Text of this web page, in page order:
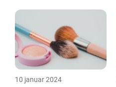
10 januar 2024